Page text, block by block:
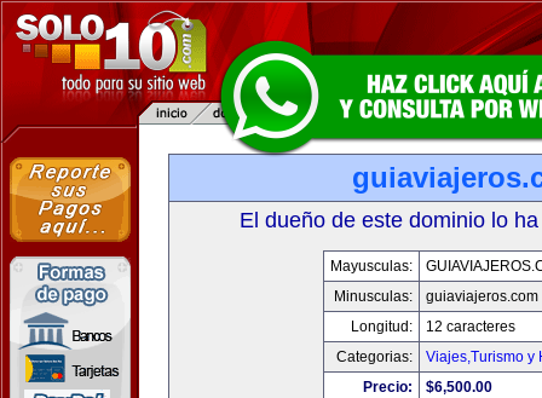
El dueño de este dominio lo
Mayusculas:
Minusculas:
guiaviajeros.com
Longitud:
12 caracteres
Categorias:
Viajes,Turismo y
Precio:
$6,500.00